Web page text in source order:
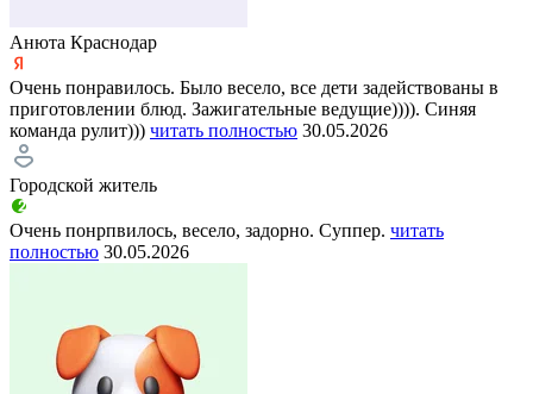
Aнюта Краснодар
Очень понравилось. Было весело, все дети задействованы в
приготовлении блюд. Зажигательные ведущие)))). Синяя
команда рулит))) читать полностью 30.05.2026
Городской житель
Очень понрпвилось, весело, задорно. Суппер. читать
полностью 30.05.2026